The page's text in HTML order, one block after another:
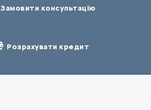
Замовити консультацію
Розрахувати кредит